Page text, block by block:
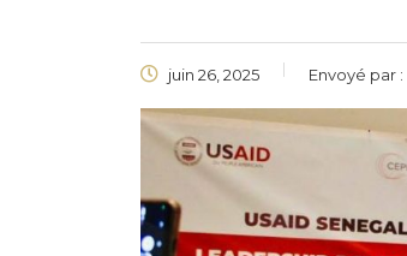
juin 26, 2025 Envoyé par :